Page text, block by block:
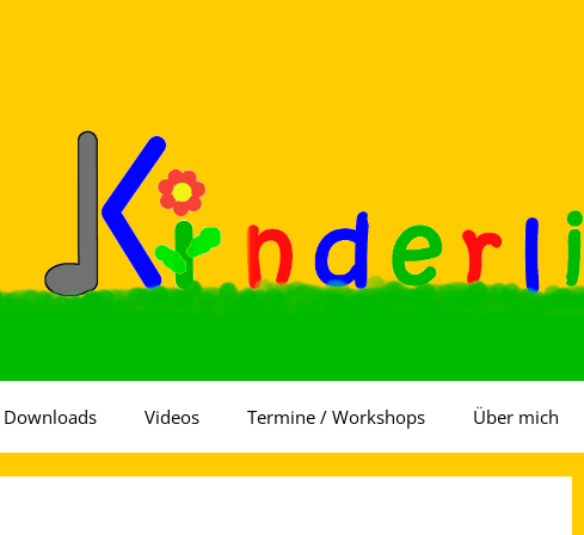
Downloads Videos Termine / Workshops Über mich